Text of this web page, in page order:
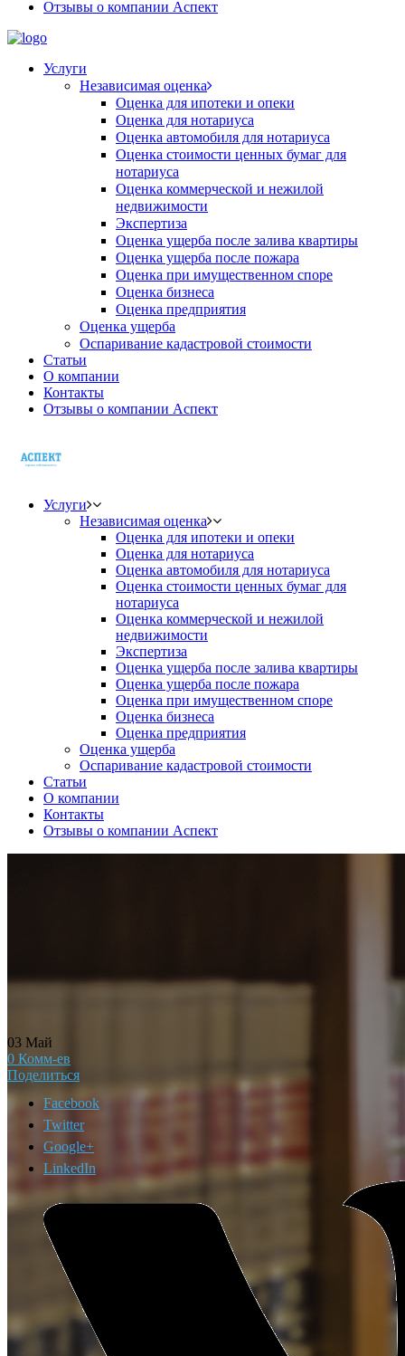
Отзывы о компании Аспект
Услуги
Независимая оценка
Оценка для ипотеки и опеки
Оценка для нотариуса
Оценка автомобиля для нотариуса
Оценка стоимости ценных бумаг для
нотариуса
Оценка коммерческой и нежилой
недвижимости
Экспертиза
Оценка ущерба после залива квартиры
Оценка ущерба после пожара
Оценка при имущественном споре
Оценка бизнеса
Оценка предприятия
Оценка ущерба
Оспаривание кадастровой стоимости
Статьи
О компании
Контакты
Отзывы о компании Аспект
Услуги
Независимая оценка
Оценка для ипотеки и опеки
Оценка для нотариуса
Оценка автомобиля для нотариуса
Оценка стоимости ценных бумаг для
нотариуса
Оценка коммерческой и нежилой
недвижимости
Экспертиза
Оценка ущерба после залива квартиры
Оценка ущерба после пожара
Оценка при имущественном споре
Оценка бизнеса
Оценка предприятия
Оценка ущерба
Оспаривание кадастровой стоимости
Статьи
О компании
Контакты
Отзывы о компании Аспект
03 Май
0 Комм-ев
Поделиться
Facebook
Twitter
Google+
LinkedIn